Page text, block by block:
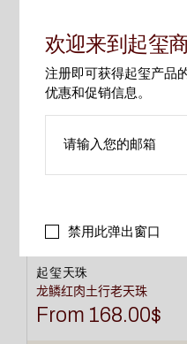
相关产品
起玺天珠
龙鳞红肉土行老天珠
From 168.00$
上
选
择
这
些
选
欢迎来到起玺商
注册即可获得起玺产品
优惠和促销信息。
禁用此弹出窗口